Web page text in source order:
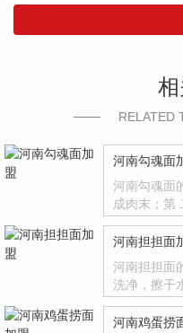
RELATED
河南勾魂面
河南勾魂面
成肉末；第
河南担担面
河南担担面
洗净，擦干
河南鸡蛋捞